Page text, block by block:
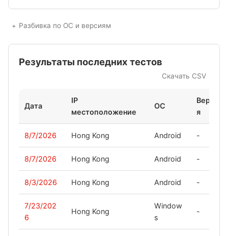
Разбивка по ОС и версиям
Результаты последних тестов
Скачать CSV
Дата
IP
местоположение
ОС
Верси
я
8/7/2026 Hong Kong Android -
8/7/2026 Hong Kong Android -
8/3/2026 Hong Kong Android -
7/23/202
6
Hong Kong
Window
s
-